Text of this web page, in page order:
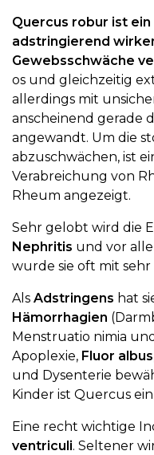
Quercus robur ist
adstringierend
Gewebsschwäche
os und gleichzeitig
allerdings mit
anscheinend gerade
angewandt. Um die
abzuschwächen, ist
Verabreichung von
Rheum angezeigt.
Sehr gelobt wird die
Nephritis und vor
wurde sie oft mit
Als Adstringens hat
Hämorrhagien
Menstruatio nimia
Apoplexie, Fluor
und Dysenterie
Kinder ist Quercus
Eine recht wichtige
ventriculi. Seltener